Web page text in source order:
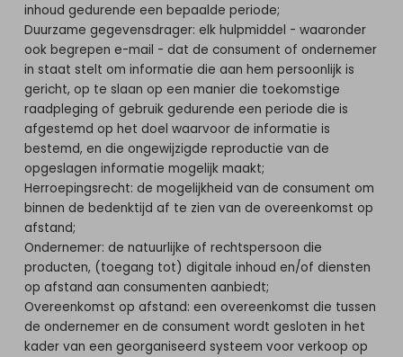
inhoud gedurende een bepaalde periode;
Duurzame gegevensdrager: elk hulpmiddel - waaronder
ook begrepen e-mail - dat de consument of ondernemer
in staat stelt om informatie die aan hem persoonlijk is
gericht, op te slaan op een manier die toekomstige
raadpleging of gebruik gedurende een periode die is
afgestemd op het doel waarvoor de informatie is
bestemd, en die ongewijzigde reproductie van de
opgeslagen informatie mogelijk maakt;
Herroepingsrecht: de mogelijkheid van de consument om
binnen de bedenktijd af te zien van de overeenkomst op
afstand;
Ondernemer: de natuurlijke of rechtspersoon die
producten, (toegang tot) digitale inhoud en/of diensten
op afstand aan consumenten aanbiedt;
Overeenkomst op afstand: een overeenkomst die tussen
de ondernemer en de consument wordt gesloten in het
kader van een georganiseerd systeem voor verkoop op